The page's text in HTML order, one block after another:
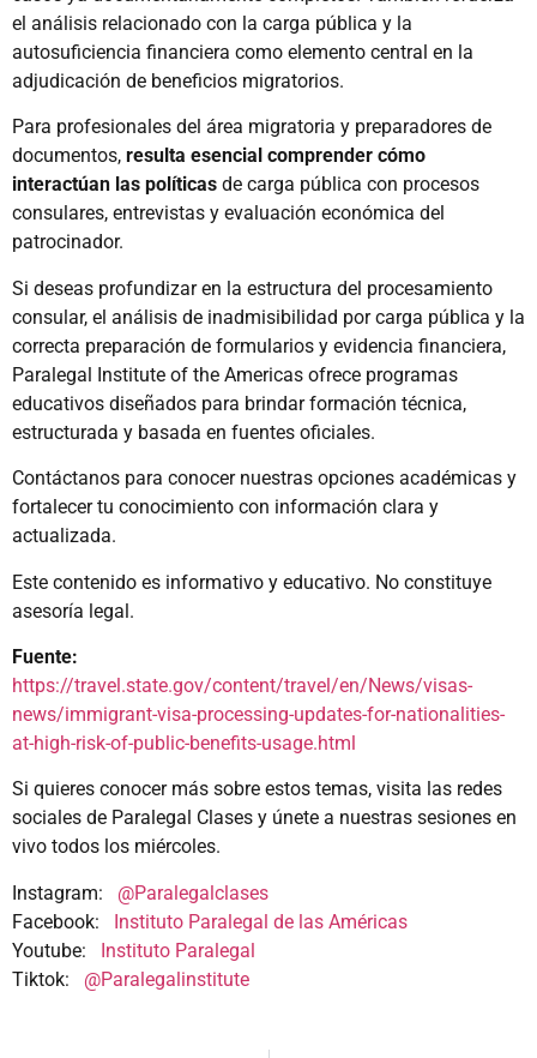
el análisis relacionado con la carga pública y la
autosuficiencia financiera como elemento central en la
adjudicación de beneficios migratorios.
Para profesionales del área migratoria y preparadores de
documentos, resulta esencial comprender cómo
interactúan las políticas de carga pública con procesos
consulares, entrevistas y evaluación económica del
patrocinador.
Si deseas profundizar en la estructura del procesamiento
consular, el análisis de inadmisibilidad por carga pública y la
correcta preparación de formularios y evidencia financiera,
Paralegal Institute of the Americas ofrece programas
educativos diseñados para brindar formación técnica,
estructurada y basada en fuentes oficiales.
Contáctanos para conocer nuestras opciones académicas y
fortalecer tu conocimiento con información clara y
actualizada.
Este contenido es informativo y educativo. No constituye
asesoría legal.
Fuente:
https://travel.state.gov/content/travel/en/News/visas-
news/immigrant-visa-processing-updates-for-nationalities-
at-high-risk-of-public-benefits-usage.html
Si quieres conocer más sobre estos temas, visita las redes
sociales de Paralegal Clases y únete a nuestras sesiones en
vivo todos los miércoles.
Instagram: @Paralegalclases
Facebook: Instituto Paralegal de las Américas
Youtube: Instituto Paralegal
Tiktok: @Paralegalinstitute